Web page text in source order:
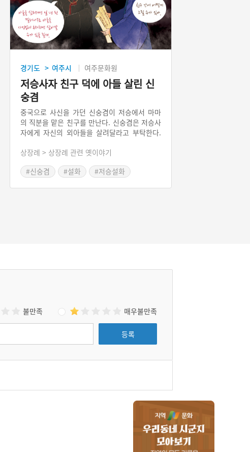
경기도 > 여주시 여주문화원
저승사자 친구 덕에 아들 살린 신
숭겸
중국으로 사신을 가던 신숭겸이 저승에서 마마
의 직분을 맡은 친구를 만난다. 신숭겸은 저승사
자에게 자신의 외아들을 살려달라고 부탁한다.
있음을 눈치챈다. 신숭겸은 친구 간의 의리를 내
세워 저승사자에게 아들을 살릴 방법을 알아낸
다. 국사를 마치고 집으로 돌아오자, 집안은 외
상장례 > 상장례 관련 옛이야기
#신숭겸
#설화 #저승설화
불만족 매우불만족
등록